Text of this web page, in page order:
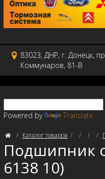
83023, ДНР, г. Донецк,
Коммунаров, 81-В
Powered by Translate
Каталог товаров
Подшипник
6138 10)